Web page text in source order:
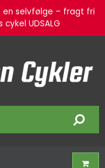
en selvfølge – fragt fri
UDSALG